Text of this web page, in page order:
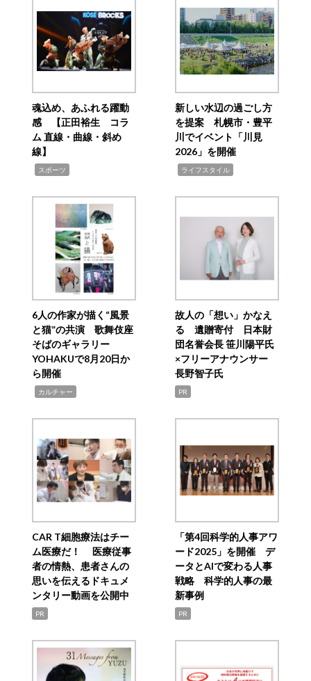
魂込め、あふれる躍動
感 【正田裕生 コラ
ム 直線・曲線・斜め
線】
スポーツ
新しい水辺の過ごし方
を提案 札幌市・豊平
川でイベント「川見
2026」を開催
ライフスタイル
6人の作家が描く“風景
と猫”の共演 歌舞伎座
そばのギャラリー
YOHAKUで8月20日か
ら開催
カルチャー
故人の「想い」かなえ
る 遺贈寄付 日本財
団名誉会長 笹川陽平氏
×フリーアナウンサー
長野智子氏
PR
CAR T細胞療法はチー
ム医療だ！ 医療従事
者の情熱、患者さんの
思いを伝えるドキュメ
ンタリー動画を公開中
PR
「第4回科学的人事アワ
ード2025」を開催 デ
ータとAIで変わる人事
戦略 科学的人事の最
新事例
PR